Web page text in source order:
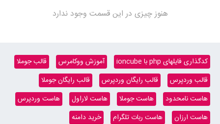
هنوز چیزی در این قسمت وجود ندارد
کدگذاری فایلهای php با ioncube آموزش ووکامرس
قالب جوملا
قالب وردپرس
قالب رایگان وردپرس
قالب رایگان جوملا
هاست نامحدود
هاست جوملا هاست لاراول
هاست وردپرس
هاست ارزان
هاست ربات تلگرام
خرید دامنه